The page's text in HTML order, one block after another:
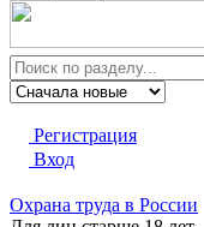
Регистрация
Вход
Охрана труда в России